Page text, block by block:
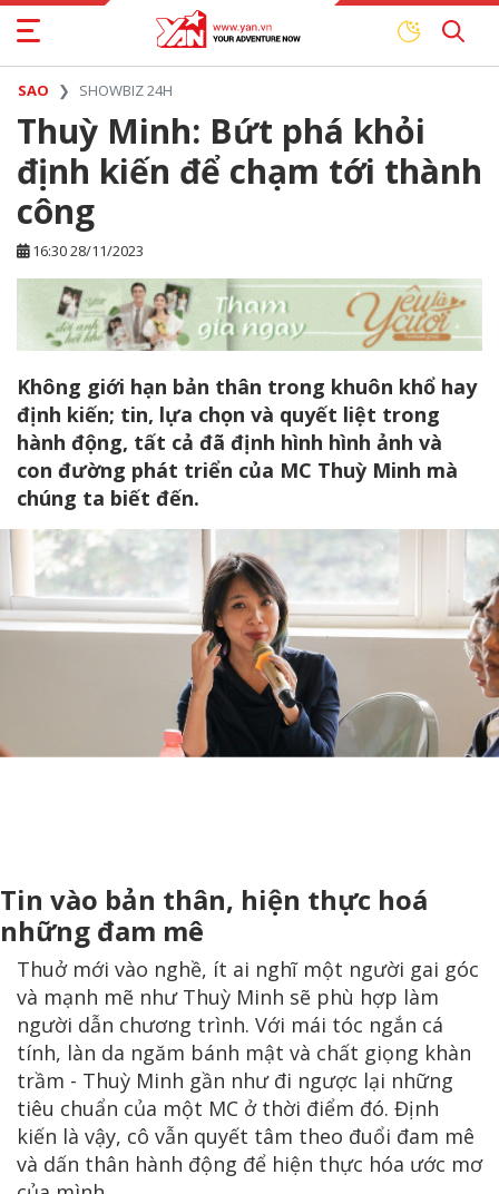
SAO SHOWBIZ 24H
Thuỳ Minh: Bứt phá khỏi
định kiến để chạm tới thành
công
16:30 28/11/2023
Không giới hạn bản thân trong khuôn khổ hay
định kiến; tin, lựa chọn và quyết liệt trong
hành động, tất cả đã định hình hình ảnh và
con đường phát triển của MC Thuỳ Minh mà
chúng ta biết đến.
Tin vào bản thân, hiện thực hoá
những đam mê
Thuở mới vào nghề, ít ai nghĩ một người gai góc
và mạnh mẽ như Thuỳ Minh sẽ phù hợp làm
người dẫn chương trình. Với mái tóc ngắn cá
tính, làn da ngăm bánh mật và chất giọng khàn
trầm - Thuỳ Minh gần như đi ngược lại những
tiêu chuẩn của một MC ở thời điểm đó. Định
kiến là vậy, cô vẫn quyết tâm theo đuổi đam mê
và dấn thân hành động để hiện thực hóa ước mơ